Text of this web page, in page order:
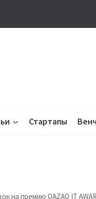
Стартапы
на премию QAZAQ IT